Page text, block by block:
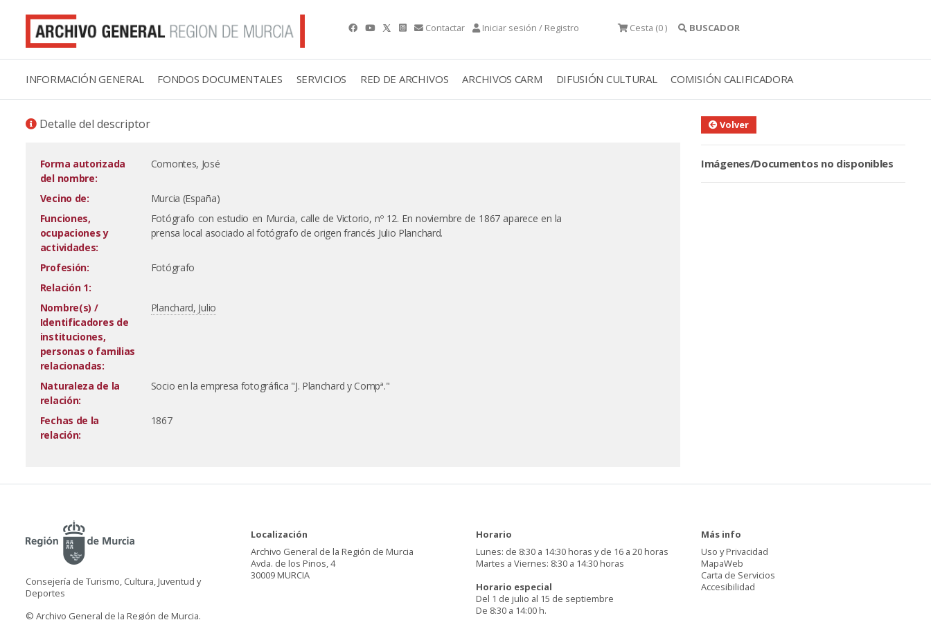
Contactar Iniciar sesión / Registro Cesta (0 ) BUSCADOR
INFORMACIÓN GENERAL FONDOS DOCUMENTALES SERVICIOS RED DE ARCHIVOS ARCHIVOS CARM DIFUSIÓN CULTURAL COMISIÓN CALIFICADORA
Detalle del descriptor
Forma autorizada
del nombre:
Comontes, José
Vecino de:
Murcia (España)
Funciones,
ocupaciones y
actividades:
Fotógrafo con estudio en Murcia, calle de Victorio, nº 12. En noviembre de 1867 aparece en la
prensa local asociado al fotógrafo de origen francés Julio Planchard.
Profesión:
Fotógrafo
Relación 1:
Nombre(s) /
Identificadores de
instituciones,
personas o familias
relacionadas:
Planchard, Julio
Naturaleza de la
relación:
Socio en la empresa fotográfica "J. Planchard y Compª."
Fechas de la
relación:
1867
Volver
Imágenes/Documentos no disponibles
Consejería de Turismo, Cultura, Juventud y
Deportes
© Archivo General de la Región de Murcia.
Localización
Archivo General de la Región de Murcia
Avda. de los Pinos, 4
30009 MURCIA
Horario
Lunes: de 8:30 a 14:30 horas y de 16 a 20 horas
Martes a Viernes: 8:30 a 14:30 horas
Horario especial
Del 1 de julio al 15 de septiembre
De 8:30 a 14:00 h.
Más info
Uso y Privacidad
MapaWeb
Carta de Servicios
Accesibilidad